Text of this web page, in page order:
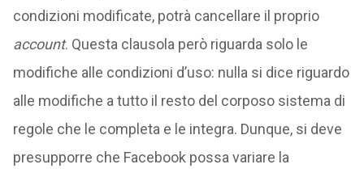
condizioni modificate, potrà cancellare il proprio
account. Questa clausola però riguarda solo le
modifiche alle condizioni d’uso: nulla si dice riguardo
alle modifiche a tutto il resto del corposo sistema di
regole che le completa e le integra. Dunque, si deve
presupporre che Facebook possa variare la